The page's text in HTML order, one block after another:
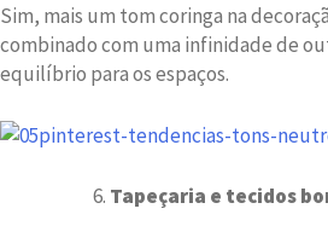
Sim, mais um tom coringa na
combinado com uma infinidade de
equilíbrio para os espaços.
Tapeçaria e tecidos